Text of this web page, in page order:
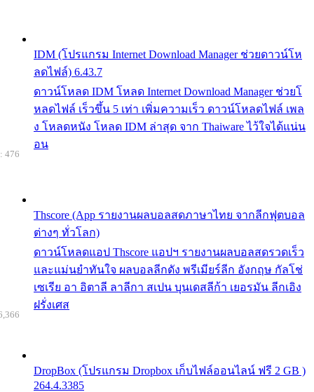
IDM (โปรแกรม Internet Download Manager ช่วยดาวน์โห
ลดไฟล์) 6.43.7
ดาวน์โหลด IDM โหลด Internet Download Manager ช่วยโ
หลดไฟล์ เร็วขึ้น 5 เท่า เพิ่มความเร็ว ดาวน์โหลดไฟล์ เพล
ง โหลดหนัง โหลด IDM ล่าสุด จาก Thaiware ไว้ใจได้แน่น
อน
Thscore (App รายงานผลบอลสดภาษาไทย จากลีกฟุตบอล
ต่างๆ ทั่วโลก)
ดาวน์โหลดแอป Thscore แอปฯ รายงานผลบอลสดรวดเร็ว
และแม่นยำทันใจ ผลบอลลีกดัง พรีเมียร์ลีก อังกฤษ กัลโช่
เซเรีย อา อิตาลี ลาลีกา สเปน บุนเดสลีก้า เยอรมัน ลีกเอิง
ฝรั่งเศส
476
DropBox (โปรแกรม Dropbox เก็บไฟล์ออนไลน์ ฟรี 2 GB )
264.4.3385